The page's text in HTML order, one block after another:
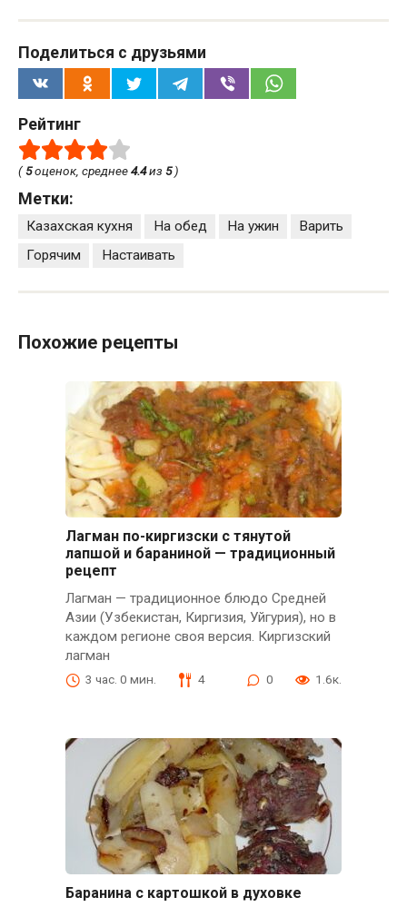
Поделиться с друзьями
Рейтинг
(5оценок, среднее4.4из 5)
Метки:
Казахская кухня На обед На ужин
Варить
Горячим
Настаивать
Похожие рецепты
Лагман по-киргизски с тянутой
лапшой и бараниной — традиционный
рецепт
Лагман — традиционное блюдо Средней
Азии (Узбекистан, Киргизия, Уйгурия), но в
каждом регионе своя версия. Киргизский
лагман
3 час. 0 мин. 4 0 1.6к.
Баранина с картошкой в духовке